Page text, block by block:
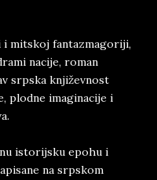
mitskoj fantazmagoriji,
nacije, roman
srpska književnost
plodne imaginacije i
istorijsku epohu i
na srpskom